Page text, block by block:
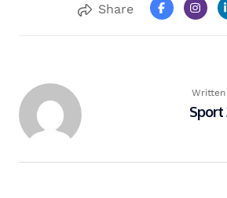
Share
Written
Sport